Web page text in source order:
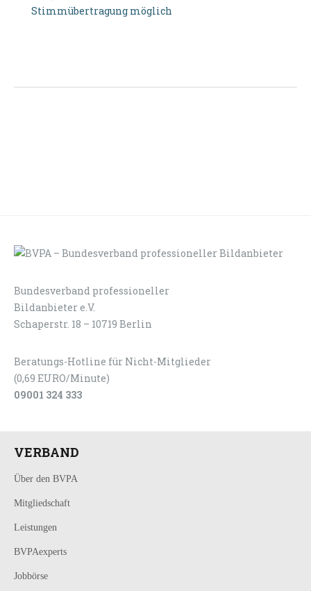
Stimmübertragung möglich
Bundesverband professioneller
Bildanbieter e.V.
Schaperstr. 18 – 10719 Berlin
Beratungs-Hotline für Nicht-Mitglieder
(0,69 EURO/Minute)
09001 324 333
VERBAND
Über den BVPA
Mitgliedschaft
Leistungen
BVPAexperts
Jobbörse